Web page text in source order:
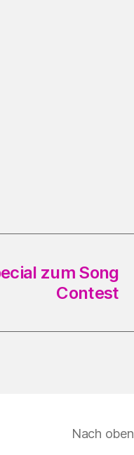
zum Song
Contest
Nach oben